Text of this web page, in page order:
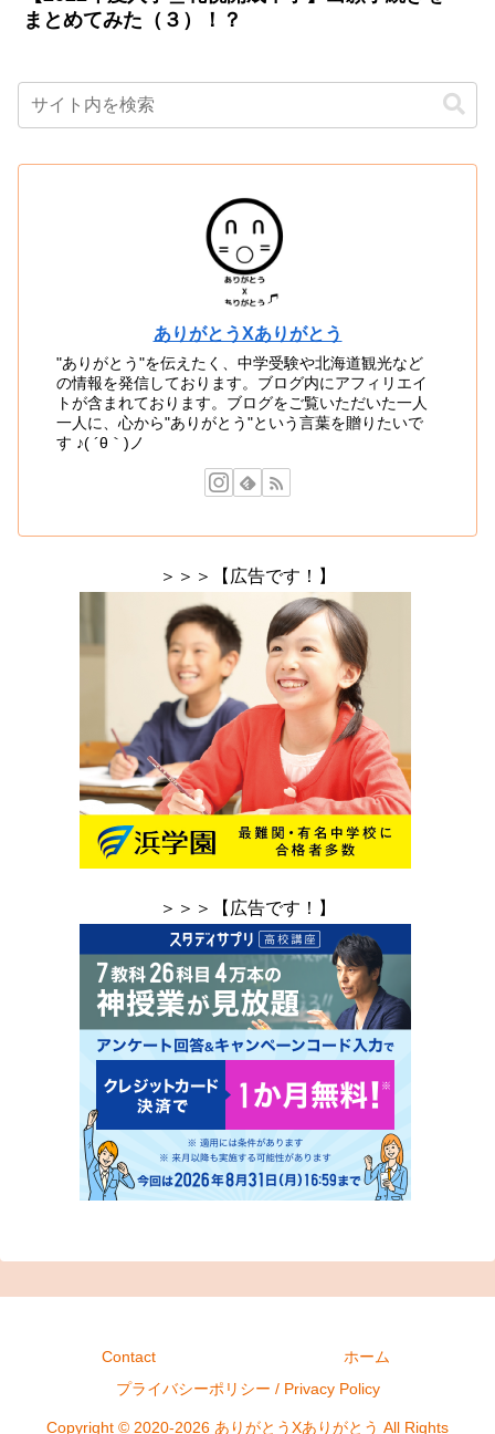
まとめてみた（３）！？
ありがとうXありがとう
"ありがとう"を伝えたく、中学受験や北海道観光など
の情報を発信しております。ブログ内にアフィリエイ
トが含まれております。ブログをご覧いただいた一人
一人に、心から"ありがとう"という言葉を贈りたいで
す ♪( ´θ｀)ノ
＞＞＞【広告です！】
＞＞＞【広告です！】
Contact
ホーム
プライバシーポリシー / Privacy Policy
Copyright © 2020-2026 ありがとうXありがとう All Rights